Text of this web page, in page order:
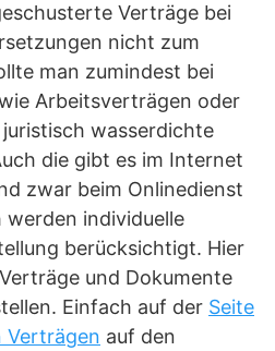
Verträge bei
nicht zum
man zumindest bei
Arbeitsverträgen oder
wasserdichte
die gibt es im Internet
zwar beim Onlinedienst
werden individuelle
berücksichtigt. Hier
und Dokumente
Einfach auf der Seite
Verträgen auf den